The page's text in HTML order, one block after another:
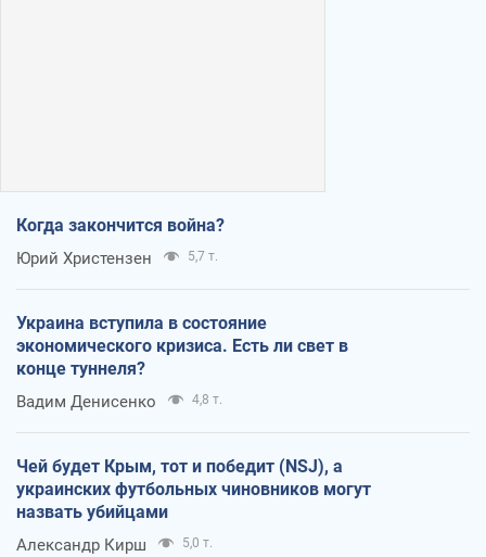
Когда закончится война?
Юрий Христензен 5,7 т.
Украина вступила в состояние
экономического кризиса. Есть ли свет в
конце туннеля?
Вадим Денисенко 4,8 т.
Чей будет Крым, тот и победит (NSJ), а
украинских футбольных чиновников могут
назвать убийцами
Александр Кирш 5,0 т.